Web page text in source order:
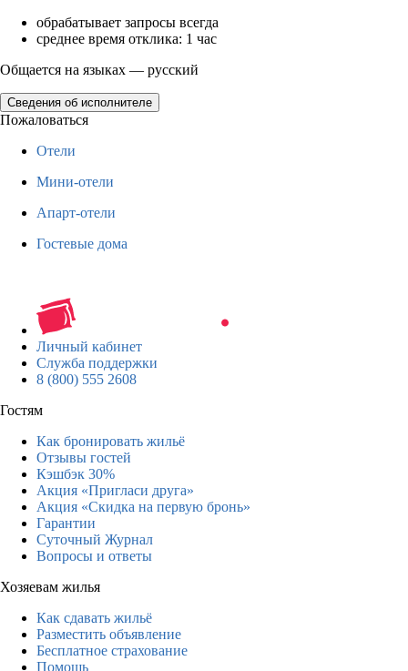
обрабатывает запросы всегда
среднее время отклика: 1 час
Общается на языках — русский
Сведения об исполнителе
Пожаловаться
Отели
Мини-отели
Апарт-отели
Гостевые дома
Личный кабинет
Служба поддержки
8 (800) 555 2608
Гостям
Как бронировать жильё
Отзывы гостей
Кэшбэк 30%
Акция «Пригласи друга»
Акция «Скидка на первую бронь»
Гарантии
Суточный Журнал
Вопросы и ответы
Хозяевам жилья
Как сдавать жильё
Разместить объявление
Бесплатное страхование
Помощь